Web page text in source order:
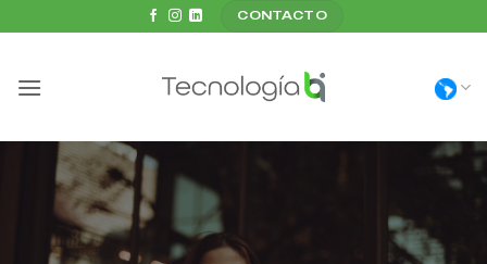
CONTACTO